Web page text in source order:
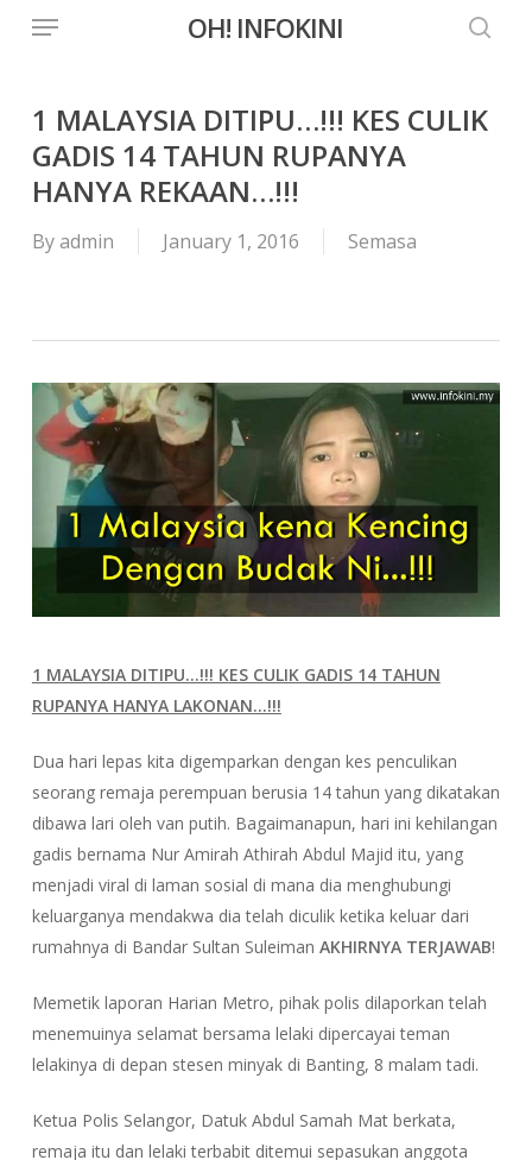
content
OH! INFOKINI
Menu
1 MALAYSIA DITIPU…!!! KES CULIK
GADIS 14 TAHUN RUPANYA
HANYA REKAAN…!!!
Byadmin January 1, 2016 Semasa
1 MALAYSIA DITIPU…!!! KES CULIK GADIS 14 TAHUN
RUPANYA HANYA LAKONAN…!!!
Dua hari lepas kita digemparkan dengan kes penculikan
seorang remaja perempuan berusia 14 tahun yang dikatakan
dibawa lari oleh van putih. Bagaimanapun, hari ini kehilangan
gadis bernama Nur Amirah Athirah Abdul Majid itu, yang
menjadi viral di laman sosial di mana dia menghubungi
keluarganya mendakwa dia telah diculik ketika keluar dari
rumahnya di Bandar Sultan Suleiman AKHIRNYA TERJAWAB!
Memetik laporan Harian Metro, pihak polis dilaporkan telah
menemuinya selamat bersama lelaki dipercayai teman
lelakinya di depan stesen minyak di Banting, 8 malam tadi.
Ketua Polis Selangor, Datuk Abdul Samah Mat berkata,
remaja itu dan lelaki terbabit ditemui sepasukan anggota